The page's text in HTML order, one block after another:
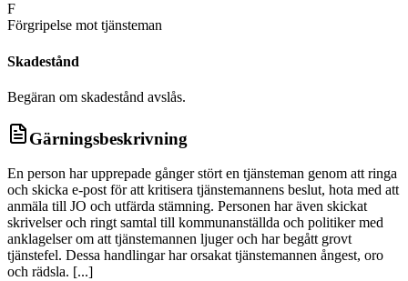
F
Förgripelse mot tjänsteman
Skadestånd
Begäran om skadestånd avslås.
Gärningsbeskrivning
En person har upprepade gånger stört en tjänsteman genom att ringa
och skicka e-post för att kritisera tjänstemannens beslut, hota med att
anmäla till JO och utfärda stämning. Personen har även skickat
skrivelser och ringt samtal till kommunanställda och politiker med
anklagelser om att tjänstemannen ljuger och har begått grovt
tjänstefel. Dessa handlingar har orsakat tjänstemannen ångest, oro
och rädsla. [...]